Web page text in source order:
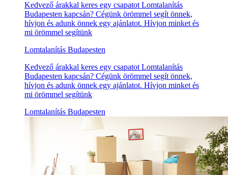
Kedvező árakkal keres egy csapatot Lomtalanítás
Budapesten kapcsán? Cégünk örömmel segít önnek,
hívjon és adunk önnek egy ajánlatot. Hívjon minket és
mi örömmel segítünk
Lomtalanítás Budapesten
Kedvező árakkal keres egy csapatot Lomtalanítás
Budapesten kapcsán? Cégünk örömmel segít önnek,
hívjon és adunk önnek egy ajánlatot. Hívjon minket és
mi örömmel segítünk
Lomtalanítás Budapesten